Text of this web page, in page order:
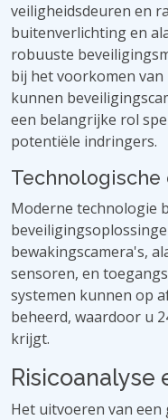
veiligheidsdeuren en
buitenverlichting en
robuuste
bij het voorkomen
kunnen
een belangrijke rol
potentiële indringers.
Technologische
Moderne technologie
bewakingscamera's,
sensoren, en
systemen kunnen op
beheerd, waardoor u
krijgt.
Risicoanalyse
Het uitvoeren van